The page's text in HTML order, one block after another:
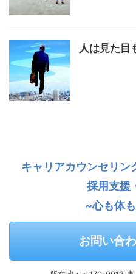
人は見た目
キャリアカウンセリン
採用支援
~心も体
お問い合